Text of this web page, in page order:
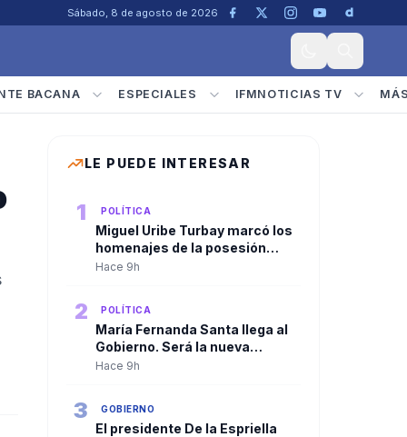
Sábado, 8 de agosto de 2026
BACANA ESPECIALES IFMNOTICIAS TV
LE PUEDE INTERESAR
1 POLÍTICA
Miguel Uribe Turbay marcó los
homenajes de la posesión
presidencial de Abelardo De la
Hace 9h
2 POLÍTICA
María Fernanda Santa llega al
Gobierno. Será la nueva
viceministra de
Hace 9h
3 GOBIERNO
El presidente De la Espriella